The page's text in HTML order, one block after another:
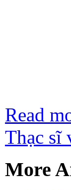
Read
Thạc sĩ
More